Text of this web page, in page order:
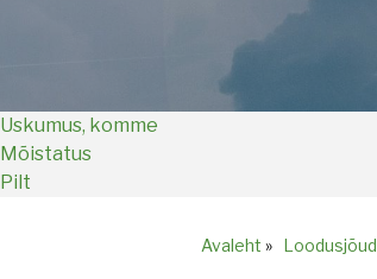
Uskumus, komme
Mõistatus
Pilt
Avaleht » Loodusjõud